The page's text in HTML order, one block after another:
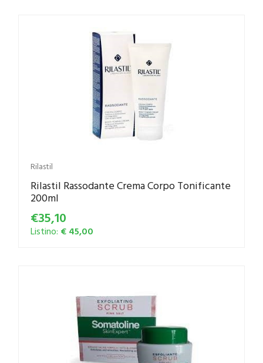
Rilastil
Rilastil Rassodante Crema Corpo Tonificante
200ml
€35,10
Listino: € 45,00